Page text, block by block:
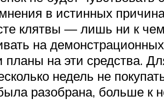
в истинных
клятвы — лишь ни к
на
планы на эти средства.
недель не
разобрана, больше к